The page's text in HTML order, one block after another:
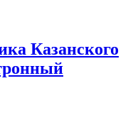
Казанского